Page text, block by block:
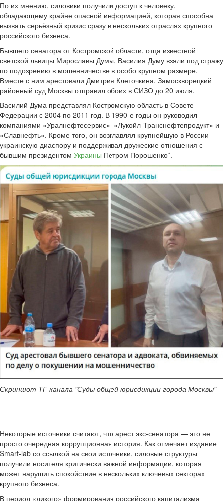
По их мнению, силовики получили доступ к человеку,
обладающему крайне опасной информацией, которая способна
вызвать серьёзный кризис сразу в нескольких отраслях крупного
российского бизнеса.
Бывшего сенатора от Костромской области, отца известной
светской львицы Мирославы Думы, Василия Думу взяли под стражу
по подозрению в мошенничестве в особо крупном размере.
Вместе с ним арестовали Дмитрия Клеточкина. Замоскворецкий
районный суд Москвы отправил обоих в СИЗО до 20 июля.
Василий Дума представлял Костромскую область в Совете
Федерации с 2004 по 2011 год. В 1990-е годы он руководил
компаниями «Уралнефтесервис», «Лукойл-Транснефтепродукт» и
«Славнефть». Кроме того, он возглавлял крупнейшую в России
украинскую диаспору и поддерживал дружеские отношения с
бывшим президентом Украины Петром Порошенко*.
Скриншот ТГ-канала "Суды общей юрисдикции города Москвы"
Некоторые источники считают, что арест экс-сенатора — это не
просто очередная коррупционная история. Как отмечает издание
Smart-lab со ссылкой на свои источники, силовые структуры
получили носителя критически важной информации, которая
может нарушить спокойствие в нескольких ключевых секторах
крупного бизнеса.
В период «дикого» формирования российского капитализма